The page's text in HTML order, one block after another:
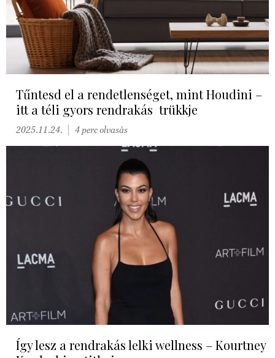
Tűntesd el a rendetlenséget, mint Houdini –
itt a téli gyors rendrakás trükkje
2025.11.24. 4 perc olvasás
Így lesz a rendrakás lelki wellness – Kourtney